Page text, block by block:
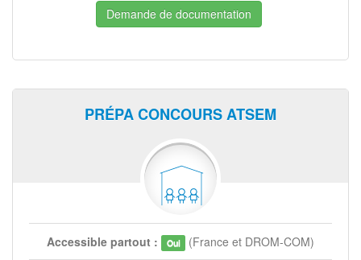
Demande de documentation
PRÉPA CONCOURS ATSEM
Accessible partout : Oui (France et DROM-COM)